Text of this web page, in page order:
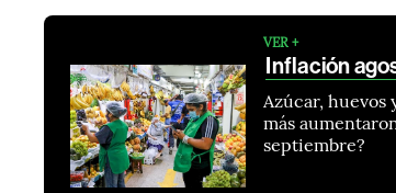
VER +
Inflación
Azúcar, huevos
más
septiembre?